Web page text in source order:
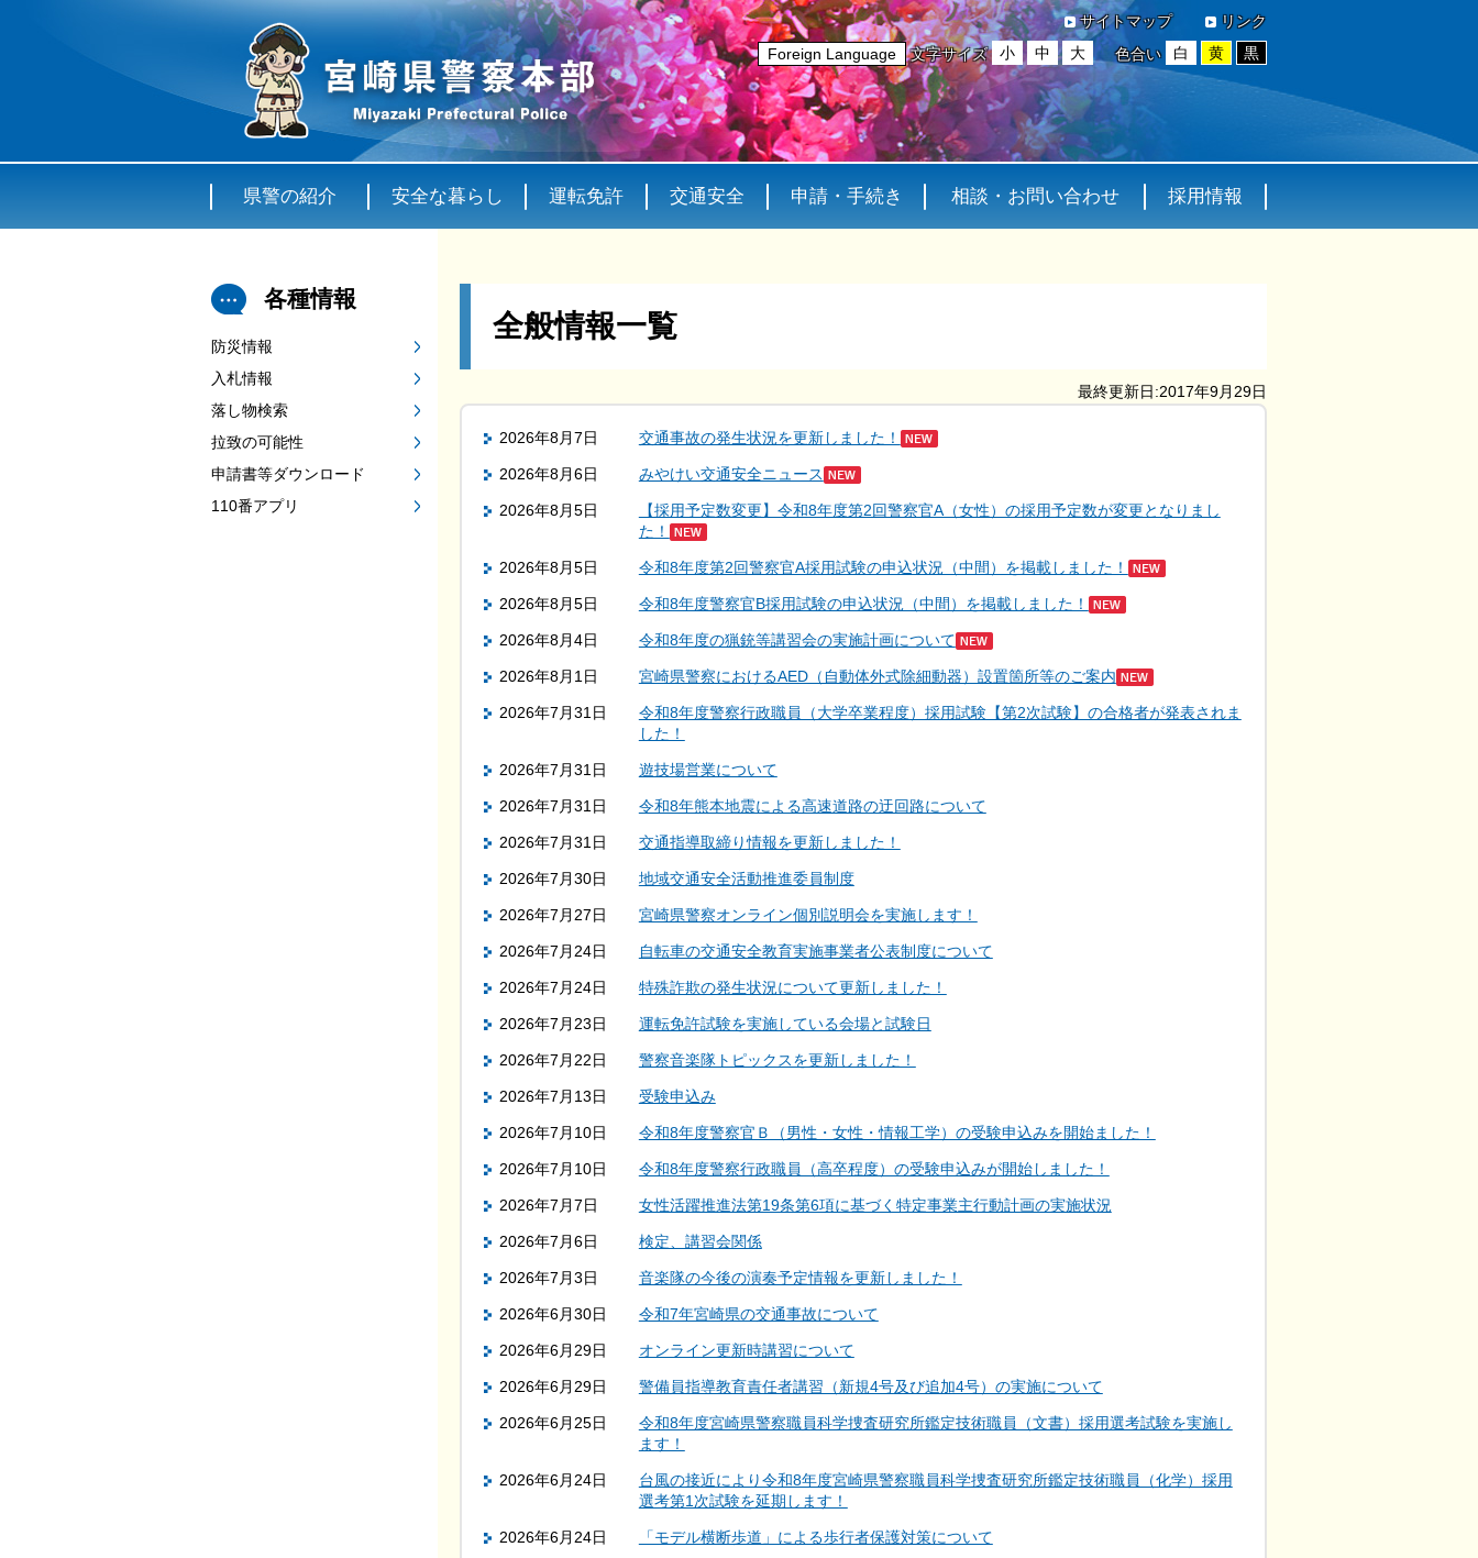
サイトマップ
リンク
Foreign Language
文字サイズ 小 中 大 色合い 白 黄 黒
県警の紹介 安全な暮らし 運転免許 交通安全 申請・手続き 相談・お問い合わせ 採用情報
全般情報一覧
最終更新日:2017年9月29日
2026年8月7日 交通事故の発生状況を更新しました！
2026年8月6日 みやけい交通安全ニュース
2026年8月5日
【採用予定数変更】令和8年度第2回警察官A（女性）の採用予定数が変更となりまし
た！
2026年8月5日 令和8年度第2回警察官A採用試験の申込状況（中間）を掲載しました！
2026年8月5日 令和8年度警察官B採用試験の申込状況（中間）を掲載しました！
2026年8月4日 令和8年度の猟銃等講習会の実施計画について
2026年8月1日 宮崎県警察におけるAED（自動体外式除細動器）設置箇所等のご案内
2026年7月31日
令和8年度警察行政職員（大学卒業程度）採用試験【第2次試験】の合格者が発表されま
した！
2026年7月31日 遊技場営業について
2026年7月31日 令和8年熊本地震による高速道路の迂回路について
2026年7月31日 交通指導取締り情報を更新しました！
2026年7月30日 地域交通安全活動推進委員制度
2026年7月27日 宮崎県警察オンライン個別説明会を実施します！
2026年7月24日 自転車の交通安全教育実施事業者公表制度について
2026年7月24日 特殊詐欺の発生状況について更新しました！
2026年7月23日 運転免許試験を実施している会場と試験日
2026年7月22日 警察音楽隊トピックスを更新しました！
2026年7月13日 受験申込み
2026年7月10日 令和8年度警察官Ｂ（男性・女性・情報工学）の受験申込みを開始ました！
2026年7月10日 令和8年度警察行政職員（高卒程度）の受験申込みが開始しました！
2026年7月7日 女性活躍推進法第19条第6項に基づく特定事業主行動計画の実施状況
2026年7月6日 検定、講習会関係
2026年7月3日 音楽隊の今後の演奏予定情報を更新しました！
2026年6月30日 令和7年宮崎県の交通事故について
2026年6月29日 オンライン更新時講習について
2026年6月29日 警備員指導教育責任者講習（新規4号及び追加4号）の実施について
2026年6月25日
令和8年度宮崎県警察職員科学捜査研究所鑑定技術職員（文書）採用選考試験を実施し
ます！
2026年6月24日
台風の接近により令和8年度宮崎県警察職員科学捜査研究所鑑定技術職員（化学）採用
選考第1次試験を延期します！
2026年6月24日 「モデル横断歩道」による歩行者保護対策について
各種情報
防災情報
入札情報
落し物検索
拉致の可能性
申請書等ダウンロード
110番アプリ